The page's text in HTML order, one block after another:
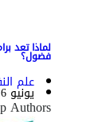
لماذا تعد
فضول؟
علم
يونيو 6, 2026
Authors